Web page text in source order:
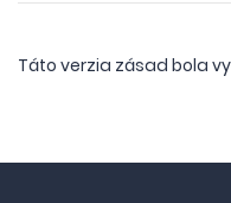
Táto verzia zásad bola